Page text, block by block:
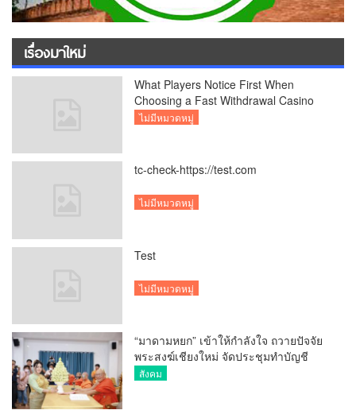
เรื่องมาใหม่
What Players Notice First When
Choosing a Fast Withdrawal Casino
UK
ไม่มีหมวดหมู่
tc-check-https://test.com
ไม่มีหมวดหมู่
Test
ไม่มีหมวดหมู่
“มาดามหยก” เข้าให้กำลังใจ ถวายปัจจัย
พระสงฆ์เชียงใหม่ จัดประชุมทำบัญชี
รายรับรายจ่ายของวัด กว่า 300 รูป ที่วัด
สังคม